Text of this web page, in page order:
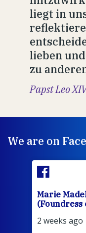
liegt in
lieben
zu
Papst Leo
We are on
Marie
(Foundress
2 weeks ago